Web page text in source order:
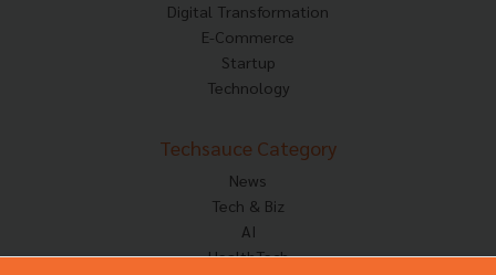
Digital Transformation
E-Commerce
Startup
Technology
Techsauce Category
News
Tech & Biz
AI
HealthTech